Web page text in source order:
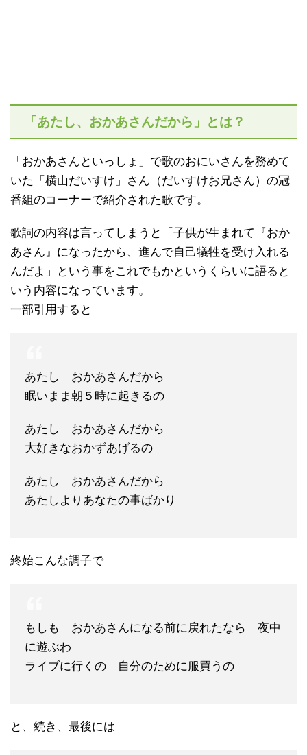
「あたし、おかあさんだから」とは？
「おかあさんといっしょ」で歌のおにいさんを務めて
いた「横山だいすけ」さん（だいすけお兄さん）の冠
番組のコーナーで紹介された歌です。
歌詞の内容は言ってしまうと「子供が生まれて『おか
あさん』になったから、進んで自己犠牲を受け入れる
んだよ」という事をこれでもかというくらいに語ると
いう内容になっています。
一部引用すると
あたし おかあさんだから
眠いまま朝５時に起きるの
あたし おかあさんだから
大好きなおかずあげるの
あたし おかあさんだから
あたしよりあなたの事ばかり
終始こんな調子で
もしも おかあさんになる前に戻れたなら 夜中
に遊ぶわ
ライブに行くの 自分のために服買うの
と、続き、最後には